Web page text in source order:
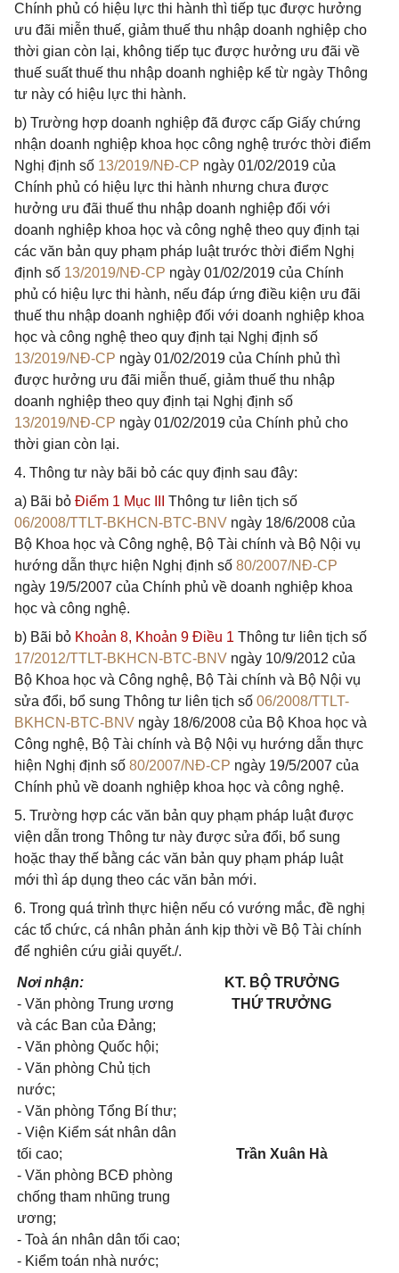
Chính phủ có hiệu lực thi hành thì tiếp tục được hưởng
ưu đãi miễn thuế, giảm thuế thu nhập doanh nghiệp cho
thời gian còn lại, không tiếp tục được hưởng ưu đãi về
thuế suất thuế thu nhập doanh nghiệp kể từ ngày Thông
tư này có hiệu lực thi hành.
b) Trường hợp doanh nghiệp đã được cấp Giấy chứng
nhận doanh nghiệp khoa học công nghệ trước thời điểm
Nghị định số 13/2019/NĐ-CP ngày 01/02/2019 của
Chính phủ có hiệu lực thi hành nhưng chưa được
hưởng ưu đãi thuế thu nhập doanh nghiệp đối với
doanh nghiệp khoa học và công nghệ theo quy định tại
các văn bản quy phạm pháp luật trước thời điểm Nghị
định số 13/2019/NĐ-CP ngày 01/02/2019 của Chính
phủ có hiệu lực thi hành, nếu đáp ứng điều kiện ưu đãi
thuế thu nhập doanh nghiệp đối với doanh nghiệp khoa
học và công nghệ theo quy định tại Nghị định số
13/2019/NĐ-CP ngày 01/02/2019 của Chính phủ thì
được hưởng ưu đãi miễn thuế, giảm thuế thu nhập
doanh nghiệp theo quy định tại Nghị định số
13/2019/NĐ-CP ngày 01/02/2019 của Chính phủ cho
thời gian còn lại.
4. Thông tư này bãi bỏ các quy định sau đây:
a) Bãi bỏ Điểm 1 Mục III
Thông tư liên tịch số
06/2008/TTLT-BKHCN-BTC-BNV ngày 18/6/2008 của
Bộ Khoa học và Công nghệ, Bộ Tài chính và Bộ Nội vụ
hướng dẫn thực hiện Nghị định số 80/2007/NĐ-CP
ngày 19/5/2007 của Chính phủ về doanh nghiệp khoa
học và công nghệ.
b) Bãi bỏ Khoản 8, Khoản 9 Điều 1 Thông tư liên tịch số
17/2012/TTLT-BKHCN-BTC-BNV ngày 10/9/2012 của
Bộ Khoa học và Công nghệ, Bộ Tài chính và Bộ Nội vụ
sửa đổi, bổ sung Thông tư liên tịch số 06/2008/TTLT-
BKHCN-BTC-BNV ngày 18/6/2008 của Bộ Khoa học và
Công nghệ, Bộ Tài chính và Bộ Nội vụ hướng dẫn thực
hiện Nghị định số 80/2007/NĐ-CP ngày 19/5/2007 của
Chính phủ về doanh nghiệp khoa học và công nghệ.
5. Trường hợp các văn bản quy phạm pháp luật được
viện dẫn trong Thông tư này được sửa đổi, bổ sung
hoặc thay thế bằng các văn bản quy phạm pháp luật
mới thì áp dụng theo các văn bản mới.
6. Trong quá trình thực hiện nếu có vướng mắc, đề nghị
các tổ chức, cá nhân phản ánh kịp thời về Bộ Tài chính
để nghiên cứu giải quyết./.
Nơi nhận:
- Văn phòng Trung ương
và các Ban của Đảng;
- Văn phòng Quốc hội;
- Văn phòng Chủ tịch
nước;
- Văn phòng Tổng Bí thư;
- Viện Kiểm sát nhân dân
tối cao;
- Văn phòng BCĐ phòng
chống tham nhũng trung
ương;
- Toà án nhân dân tối cao;
- Kiểm toán nhà nước;
KT. BỘ TRƯỞNG
THỨ TRƯỞNG
Trần Xuân Hà